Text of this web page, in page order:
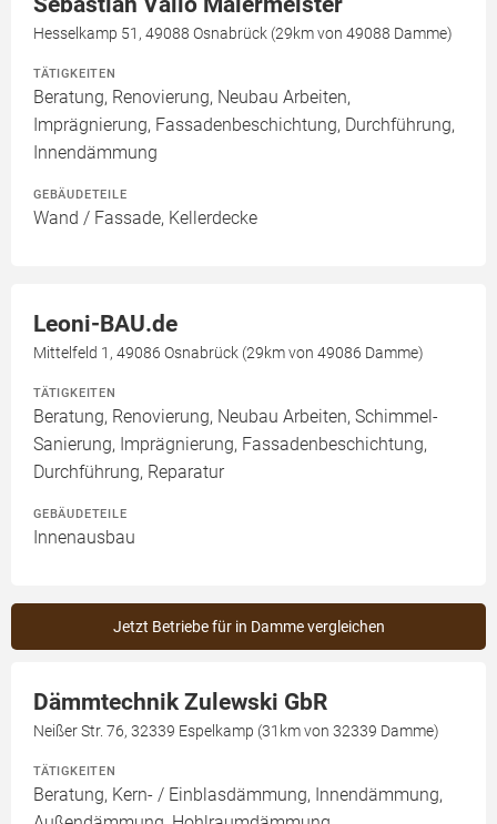
Hesselkamp 51, 49088 Osnabrück (29km von 49088 Damme)
TÄTIGKEITEN
Beratung, Renovierung, Neubau Arbeiten,
Imprägnierung, Fassadenbeschichtung, Durchführung,
Innendämmung
GEBÄUDETEILE
Wand / Fassade, Kellerdecke
Leoni-BAU.de
Mittelfeld 1, 49086 Osnabrück (29km von 49086 Damme)
TÄTIGKEITEN
Beratung, Renovierung, Neubau Arbeiten, Schimmel-
Sanierung, Imprägnierung, Fassadenbeschichtung,
Durchführung, Reparatur
GEBÄUDETEILE
Innenausbau
Jetzt Betriebe für in Damme vergleichen
Dämmtechnik Zulewski GbR
Neißer Str. 76, 32339 Espelkamp (31km von 32339 Damme)
TÄTIGKEITEN
Beratung, Kern- / Einblasdämmung, Innendämmung,